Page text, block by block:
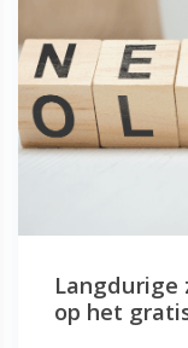
Langdurige
op het